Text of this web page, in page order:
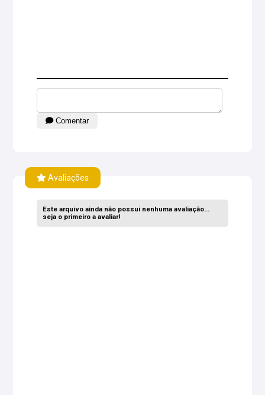
Comentar
Avaliações
Este arquivo ainda não possui nenhuma avaliação...
seja o primeiro a avaliar!